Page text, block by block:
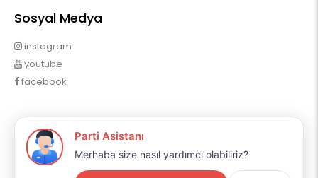
Sosyal Medya
instagram
youtube
facebook
Profilim
Profilim